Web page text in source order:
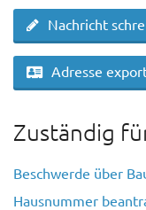
Nachricht
Adresse
Zuständig
Beschwerde über
Hausnummer